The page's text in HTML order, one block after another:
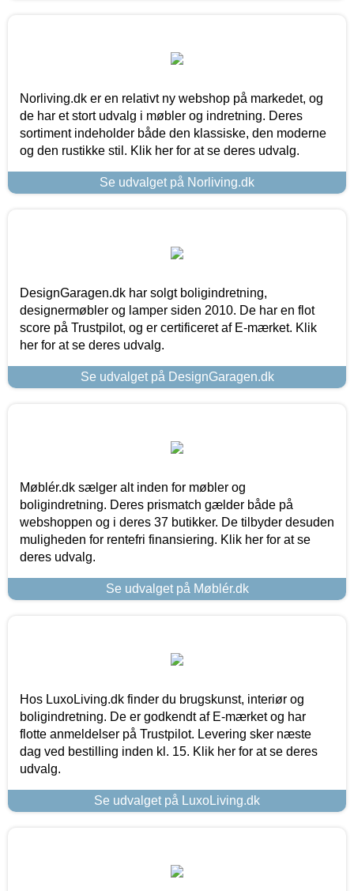
Norliving.dk er en relativt ny webshop på markedet, og
de har et stort udvalg i møbler og indretning. Deres
sortiment indeholder både den klassiske, den moderne
og den rustikke stil. Klik her for at se deres udvalg.
Se udvalget på Norliving.dk
DesignGaragen.dk har solgt boligindretning,
designermøbler og lamper siden 2010. De har en flot
score på Trustpilot, og er certificeret af E-mærket. Klik
her for at se deres udvalg.
Se udvalget på DesignGaragen.dk
Møblér.dk sælger alt inden for møbler og
boligindretning. Deres prismatch gælder både på
webshoppen og i deres 37 butikker. De tilbyder desuden
muligheden for rentefri finansiering. Klik her for at se
deres udvalg.
Se udvalget på Møblér.dk
Hos LuxoLiving.dk finder du brugskunst, interiør og
boligindretning. De er godkendt af E-mærket og har
flotte anmeldelser på Trustpilot. Levering sker næste
dag ved bestilling inden kl. 15. Klik her for at se deres
udvalg.
Se udvalget på LuxoLiving.dk